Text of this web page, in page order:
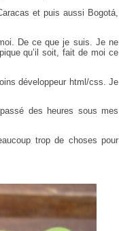
et puis aussi Bogotá,
De ce que je suis. Je ne
qu’il soit, fait de moi ce
développeur html/css. Je
des heures sous mes
trop de choses pour